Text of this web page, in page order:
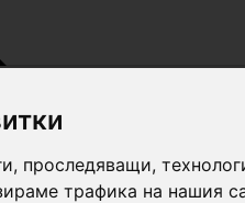
проследяващи,
трафика на нашия